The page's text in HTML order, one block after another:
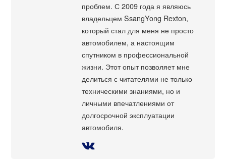
проблем. С 2009 года я являюсь
владельцем SsangYong Rexton,
который стал для меня не просто
автомобилем, а настоящим
спутником в профессиональной
жизни. Этот опыт позволяет мне
делиться с читателями не только
техническими знаниями, но и
личными впечатлениями от
долгосрочной эксплуатации
автомобиля.